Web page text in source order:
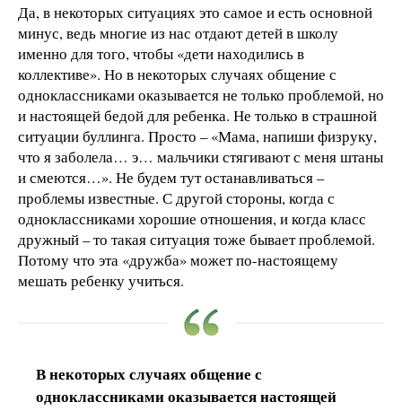
Да, в некоторых ситуациях это самое и есть основной
минус, ведь многие из нас отдают детей в школу
именно для того, чтобы «дети находились в
коллективе». Но в некоторых случаях общение с
одноклассниками оказывается не только проблемой, но
и настоящей бедой для ребенка. Не только в страшной
ситуации буллинга. Просто – «Мама, напиши физруку,
что я заболела… э… мальчики стягивают с меня штаны
и смеются…». Не будем тут останавливаться –
проблемы известные. С другой стороны, когда с
одноклассниками хорошие отношения, и когда класс
дружный – то такая ситуация тоже бывает проблемой.
Потому что эта «дружба» может по-настоящему
мешать ребенку учиться.
В некоторых случаях общение с
одноклассниками оказывается настоящей